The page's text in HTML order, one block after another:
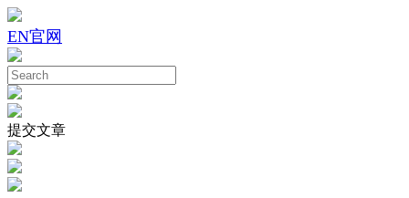
EN官网
提交文章